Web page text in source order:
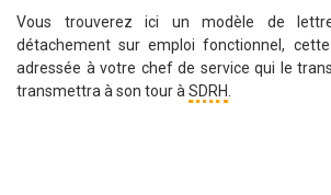
Vous trouverez ici un modèle de
détachement sur emploi fonctionnel,
adressée à votre chef de service qui le
transmettra à son tour à SDRH